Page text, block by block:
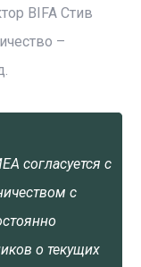
BIFA Стив
–
согласуется с
с
о текущих